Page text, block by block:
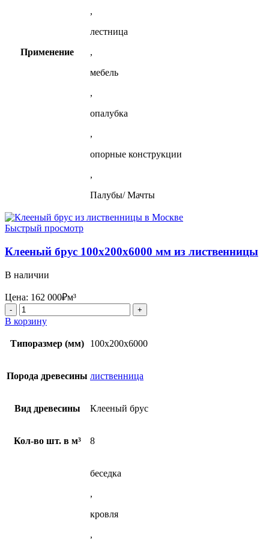
Применение
,
лестница
,
мебель
,
опалубка
,
опорные конструкции
,
Палубы/ Мачты
Быстрый просмотр
Клееный брус 100х200х6000 мм из лиственницы
В наличии
Цена: 162 000₽м³
Количество
товара
Клееный
брус
100х200х6000
из
лиственницы
В корзину
Типоразмер (мм) 100х200х6000
Порода древесины лиственница
Вид древесины Клееный брус
Кол-во шт. в м³ 8
беседка
,
кровля
,